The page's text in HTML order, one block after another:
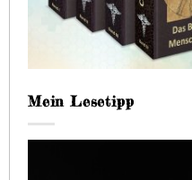
Mein Lesetipp